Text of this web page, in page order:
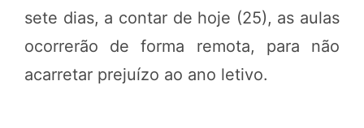
sete dias, a contar de hoje (25), as aulas
ocorrerão de forma remota, para não
acarretar prejuízo ao ano letivo.